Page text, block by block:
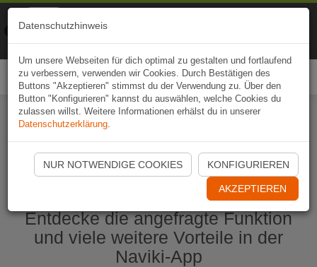
Naviki App jetzt öffnen
Entdecke die angefragte Funktion
und viele weitere Vorteile in der
Naviki-App
Datenschutzhinweis
Um unsere Webseiten für dich optimal zu gestalten und fortlaufend
zu verbessern, verwenden wir Cookies. Durch Bestätigen des
Buttons "Akzeptieren" stimmst du der Verwendung zu. Über den
Button "Konfigurieren" kannst du auswählen, welche Cookies du
zulassen willst. Weitere Informationen erhälst du in unserer
Datenschutzerklärung.
NUR NOTWENDIGE COOKIES KONFIGURIEREN
AKZEPTIEREN
Naviki